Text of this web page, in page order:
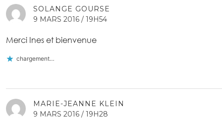
SOLANGE GOURSE
9 MARS 2016 / 19H54
Merci Ines et bienvenue
chargement…
MARIE-JEANNE KLEIN
9 MARS 2016 / 19H28